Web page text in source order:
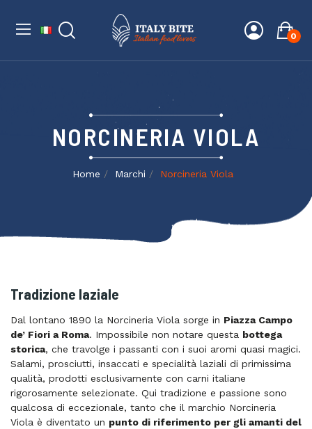
0
NORCINERIA VIOLA
Home Marchi Norcineria Viola
Tradizione laziale
Dal lontano 1890 la Norcineria Viola sorge in Piazza Campo
de’ Fiori a Roma. Impossibile non notare questa bottega
storica, che travolge i passanti con i suoi aromi quasi magici.
Salami, prosciutti, insaccati e specialità laziali di primissima
qualità, prodotti esclusivamente con carni italiane
rigorosamente selezionate. Qui tradizione e passione sono
qualcosa di eccezionale, tanto che il marchio Norcineria
Viola è diventato un punto di riferimento per gli amanti del